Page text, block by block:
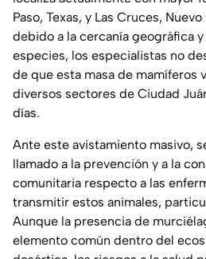
Paso, Texas, y Las Cruces,
debido a la cercanía geográfica y
especies, los especialistas no
de que esta masa de mamíferos
diversos sectores de Ciudad
días.
Ante este avistamiento masivo,
llamado a la prevención y a la
comunitaria respecto a las
transmitir estos animales,
Aunque la presencia de
elemento común dentro del